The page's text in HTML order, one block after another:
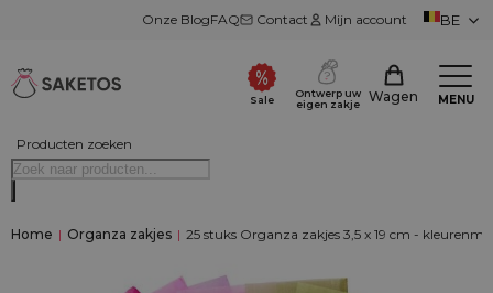
Onze BlogFAQ Contact Mijn account BE
Producten zoeken
Sale
Ontwerp uw
eigen zakje
Wagen MENU
Home | Organza zakjes | 25 stuks Organza zakjes 3,5 x 19 cm - kleurenmix